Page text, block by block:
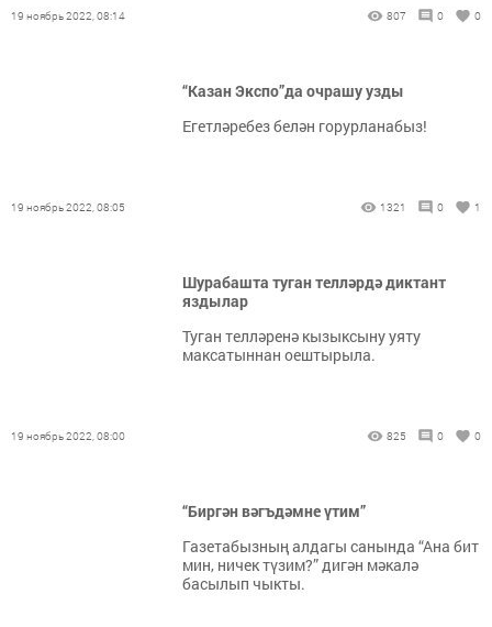
19 ноябрь 2022, 08:14 807 0 0
“Казан Экспо”да очрашу узды
Егетләребез белән горурланабыз!
19 ноябрь 2022, 08:05 1321 0 1
Шурабашта туган телләрдә диктант
яздылар
Туган телләренә кызыксыну уяту
максатыннан оештырыла.
19 ноябрь 2022, 08:00 825 0 0
“Биргән вәгъдәмне үтим”
Газетабызның алдагы санында “Ана бит
мин, ничек түзим?” дигән мәкалә
басылып чыкты.